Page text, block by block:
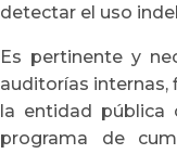
detectar el uso
Es pertinente y
auditorías internas,
la entidad pública
programa de